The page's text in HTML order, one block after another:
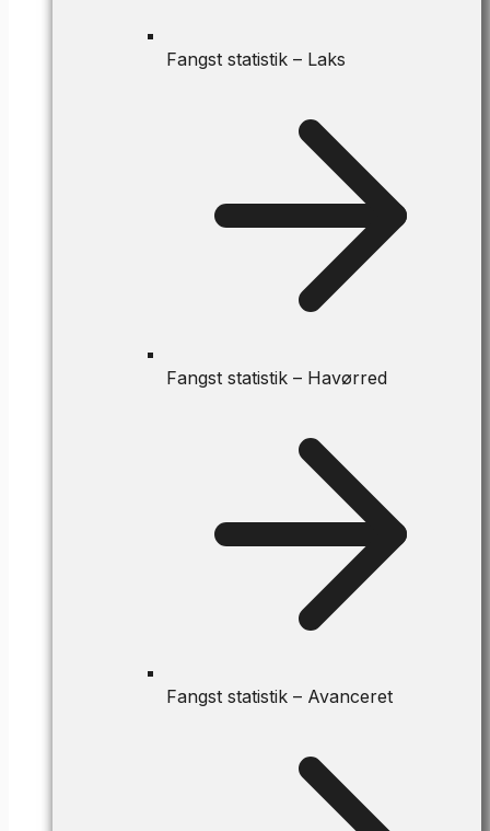
Fangst statistik – Laks
Fangst statistik – Havørred
Fangst statistik – Avanceret